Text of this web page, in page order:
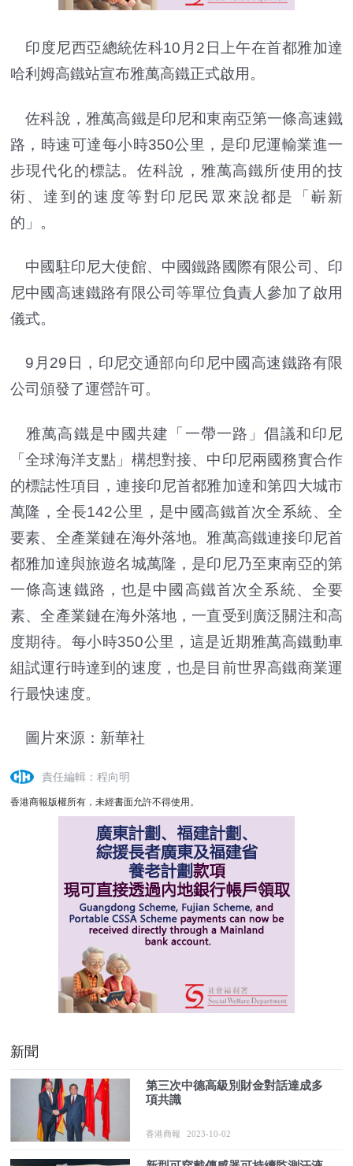
印度尼西亞總統佐科10月2日上午在首都雅加達
哈利姆高鐵站宣布雅萬高鐵正式啟用。
佐科說，雅萬高鐵是印尼和東南亞第一條高速鐵
路，時速可達每小時350公里，是印尼運輸業進一
步現代化的標誌。佐科說，雅萬高鐵所使用的技
術、達到的速度等對印尼民眾來說都是「嶄新
的」。
中國駐印尼大使館、中國鐵路國際有限公司、印
尼中國高速鐵路有限公司等單位負責人參加了啟用
儀式。
9月29日，印尼交通部向印尼中國高速鐵路有限
公司頒發了運營許可。
雅萬高鐵是中國共建「一帶一路」倡議和印尼
「全球海洋支點」構想對接、中印尼兩國務實合作
的標誌性項目，連接印尼首都雅加達和第四大城市
萬隆，全長142公里，是中國高鐵首次全系統、全
要素、全產業鏈在海外落地。雅萬高鐵連接印尼首
都雅加達與旅遊名城萬隆，是印尼乃至東南亞的第
一條高速鐵路，也是中國高鐵首次全系統、全要
素、全產業鏈在海外落地，一直受到廣泛關注和高
度期待。每小時350公里，這是近期雅萬高鐵動車
組試運行時達到的速度，也是目前世界高鐵商業運
行最快速度。
圖片來源：新華社
責任編輯：程向明
香港商報版權所有，未經書面允許不得使用。
新聞
第三次中德高級別財金對話達成多
項共識
香港商報 2023-10-02